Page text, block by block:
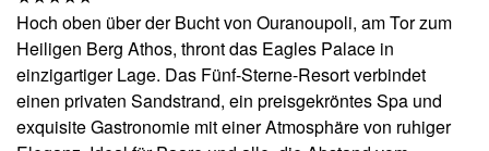
Hoch oben über der Bucht von Ouranoupoli, am Tor zum
Heiligen Berg Athos, thront das Eagles Palace in
einzigartiger Lage. Das Fünf-Sterne-Resort verbindet
einen privaten Sandstrand, ein preisgekröntes Spa und
exquisite Gastronomie mit einer Atmosphäre von ruhiger